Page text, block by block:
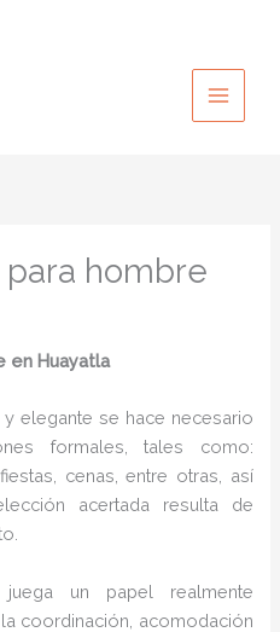
hombre
en Huayatla
elegante se hace necesario
formales, tales como:
cenas, entre otras, así
acertada resulta de
un papel realmente
coordinación, acomodación